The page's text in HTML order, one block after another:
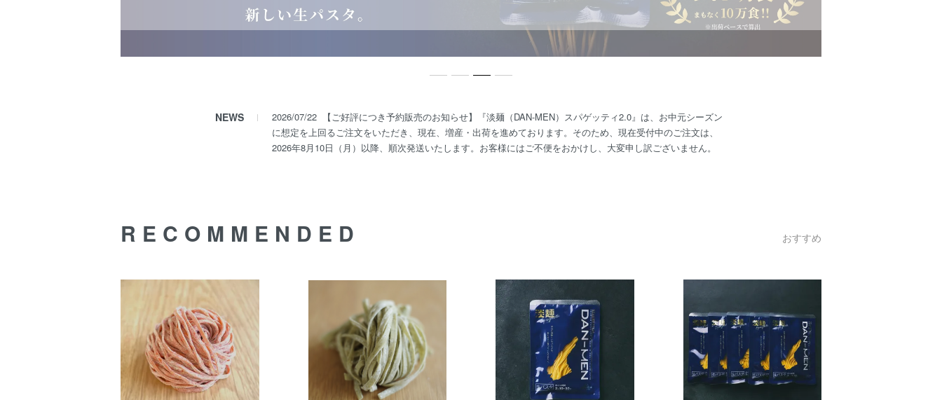
NEWS
2026/07/22 【ご好評につき予約販売のお知らせ】『淡麺（DAN-MEN）スパゲッティ2.0』は、お中元シーズン
に想定を上回るご注文をいただき、現在、増産・出荷を進めております。そのため、現在受付中のご注文は、
2026年8月10日（月）以降、順次発送いたします。お客様にはご不便をおかけし、大変申し訳ございません。
RECOMMENDED おすすめ